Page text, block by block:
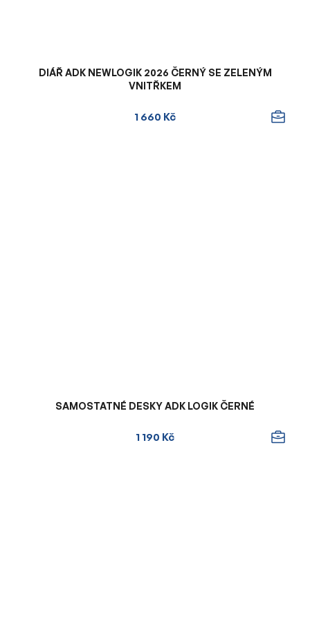
DIÁŘ ADK NEWLOGIK 2026 ČERNÝ SE ZELENÝM
VNITŘKEM
1 660 Kč
SAMOSTATNÉ DESKY ADK LOGIK ČERNÉ
1 190 Kč